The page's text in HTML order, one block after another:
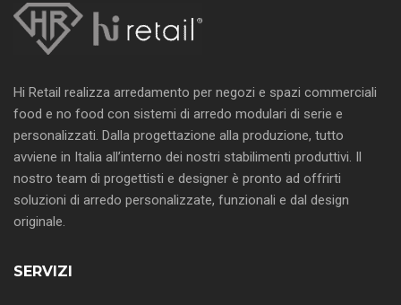
Hi Retail realizza arredamento per negozi e spazi commerciali
food e no food con sistemi di arredo modulari di serie e
personalizzati. Dalla progettazione alla produzione, tutto
avviene in Italia all’interno dei nostri stabilimenti produttivi. Il
nostro team di progettisti e designer è pronto ad offrirti
soluzioni di arredo personalizzate, funzionali e dal design
originale.
SERVIZI